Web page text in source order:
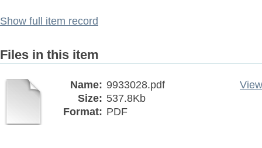
Show full item record
Files in this item
Name: 9933028.pdf
Size: 537.8Kb
Format: PDF